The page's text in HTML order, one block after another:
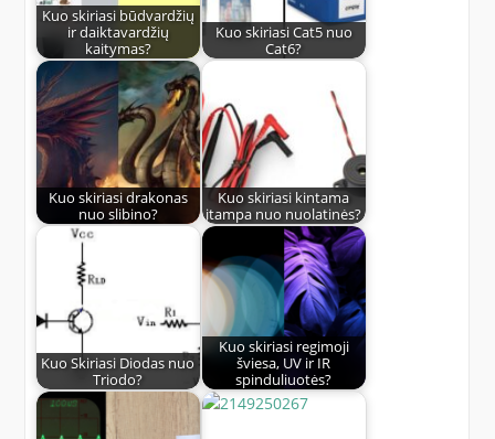
Kuo skiriasi būdvardžių
ir daiktavardžių
kaitymas?
Kuo skiriasi Cat5 nuo
Cat6?
Kuo skiriasi drakonas
nuo slibino?
Kuo skiriasi kintama
įtampa nuo nuolatinės?
Kuo Skiriasi Diodas nuo
Triodo?
Kuo skiriasi regimoji
šviesa, UV ir IR
spinduliuotės?